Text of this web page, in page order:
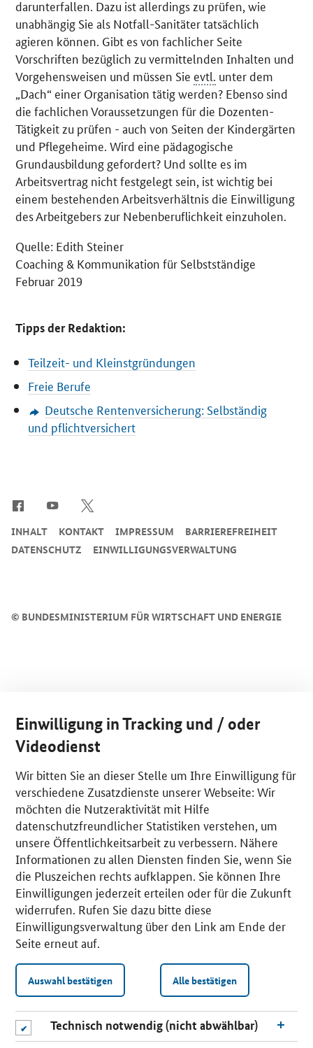
darunterfallen. Dazu ist allerdings zu prüfen, wie
unabhängig Sie als Notfall-Sanitäter tatsächlich
agieren können. Gibt es von fachlicher Seite
Vorschriften bezüglich zu vermittelnden Inhalten und
Vorgehensweisen und müssen Sie evtl. unter dem
„Dach“ einer Organisation tätig werden? Ebenso sind
die fachlichen Voraussetzungen für die Dozenten-
Tätigkeit zu prüfen - auch von Seiten der Kindergärten
und Pflegeheime. Wird eine pädagogische
Grundausbildung gefordert? Und sollte es im
Arbeitsvertrag nicht festgelegt sein, ist wichtig bei
einem bestehenden Arbeitsverhältnis die Einwilligung
des Arbeitgebers zur Nebenberuflichkeit einzuholen.
Quelle: Edith Steiner
Coaching & Kommunikation für Selbstständige
Februar 2019
Tipps der Redaktion:
Teilzeit- und Kleinstgründungen
Freie Berufe
Deutsche Rentenversicherung: Selbständig
und pflichtversichert
© BUNDESMINISTERIUM FÜR WIRTSCHAFT UND ENERGIE
INHALT KONTAKT IMPRESSUM
BARRIEREFREIHEIT
DATENSCHUTZ
EINWILLIGUNGSVERWALTUNG
Einwilligung in Tracking und / oder
Videodienst
Wir bitten Sie an dieser Stelle um Ihre Einwilligung für
verschiedene Zusatzdienste unserer Webseite: Wir
möchten die Nutzeraktivität mit Hilfe
datenschutzfreundlicher Statistiken verstehen, um
unsere Öffentlichkeitsarbeit zu verbessern. Nähere
Informationen zu allen Diensten finden Sie, wenn Sie
die Pluszeichen rechts aufklappen. Sie können Ihre
Einwilligungen jederzeit erteilen oder für die Zukunft
widerrufen. Rufen Sie dazu bitte diese
Einwilligungsverwaltung über den Link am Ende der
Seite erneut auf.
Auswahl bestätigen Alle bestätigen
Technisch notwendig (nicht abwählbar)